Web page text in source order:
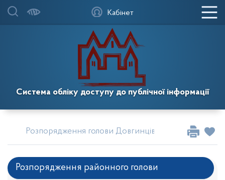
Система обліку доступу до публічної інформації
Кабінет
Розпорядження голови Довгинцівської районної в
Розпорядження районного голови